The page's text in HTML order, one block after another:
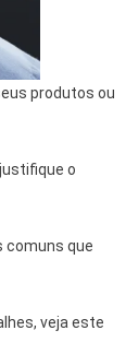
produtos ou
o
comuns que
veja este